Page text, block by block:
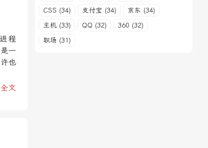
程
一
也
文
CSS (34)
支付宝 (34)
京东 (34)
主机 (33)
QQ (32)
360 (32)
职场 (31)